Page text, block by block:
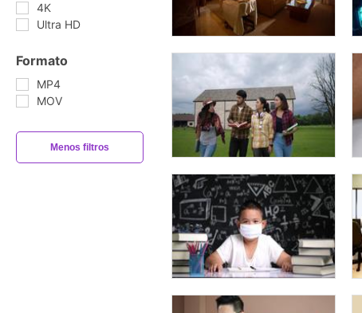
4K
Ultra HD
Formato
MP4
MOV
Menos filtros